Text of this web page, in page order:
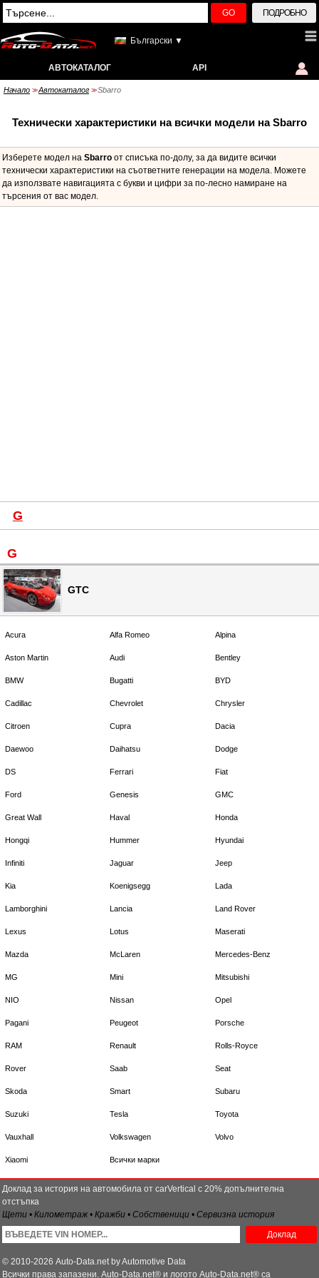
GO ПОДРОБНО
Български ▼
АВТОКАТАЛОГ API
Начало >> Автокаталог >> Sbarro
Технически характеристики на всички модели на Sbarro
Изберете модел на Sbarro от списъка по-долу, за да видите всички
технически характеристики на съответните генерации на модела. Можете
да използвате навигацията с букви и цифри за по-лесно намиране на
търсения от вас модел.
G
G
GTC
Acura Alfa Romeo Alpina
Aston Martin Audi Bentley
BMW Bugatti BYD
Cadillac Chevrolet Chrysler
Citroen Cupra Dacia
Daewoo Daihatsu Dodge
DS Ferrari Fiat
Ford Genesis GMC
Great Wall Haval Honda
Hongqi Hummer Hyundai
Infiniti Jaguar Jeep
Kia Koenigsegg Lada
Lamborghini Lancia Land Rover
Lexus Lotus Maserati
Mazda McLaren Mercedes-Benz
MG Mini Mitsubishi
NIO Nissan Opel
Pagani Peugeot Porsche
RAM Renault Rolls-Royce
Rover Saab Seat
Skoda Smart Subaru
Suzuki Tesla Toyota
Vauxhall Volkswagen Volvo
Xiaomi Всички марки
Доклад за история на автомобила от carVertical с 20% допълнителна
отстъпка
Щети • Километраж • Кражби • Собственици • Сервизна история
Доклад
© 2010-2026 Auto-Data.net by Automotive Data
Всички права запазени. Auto-Data.net® и логото Auto-Data.net® са